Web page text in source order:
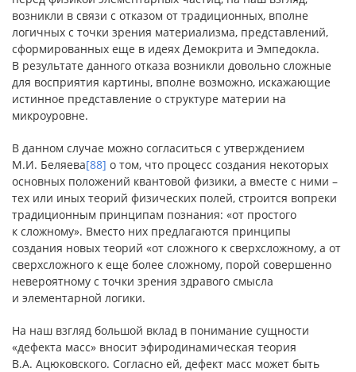
возникли в связи с отказом от традиционных, вполне
логичных с точки зрения материализма, представлений,
сформированных еще в идеях Демокрита и Эмпедокла.
В результате данного отказа возникли довольно сложные
для восприятия картины, вполне возможно, искажающие
истинное представление о структуре материи на
микроуровне.
В данном случае можно согласиться с утверждением
М.И. Беляева[88] о том, что процесс создания некоторых
основных положений квантовой физики, а вместе с ними –
тех или иных теорий физических полей, строится вопреки
традиционным принципам познания: «от простого
к сложному». Вместо них предлагаются принципы
создания новых теорий «от сложного к сверхсложному, а от
сверхсложного к еще более сложному, порой совершенно
невероятному с точки зрения здравого смысла
и элементарной логики.
На наш взгляд большой вклад в понимание сущности
«дефекта масс» вносит эфиродинамическая теория
В.А. Ацюковского. Согласно ей, дефект масс может быть